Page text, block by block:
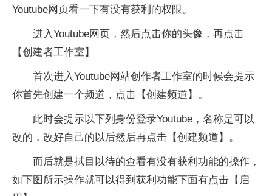
Youtube网页看一下有没有获利的权限。
进入Youtube网页，然后点击你的头像，再点击
【创建者工作室】
首次进入Youtube网站创作者工作室的时候会提示
你首先创建一个频道，点击【创建频道】。
此时会提示以下列身份登录Youtube，名称是可以
改的，改好自己的以后然后再点击【创建频道】。
而后就是拭目以待的查看有没有获利功能的操作，
如下图所示操作就可以得到获利功能下面有点击【启